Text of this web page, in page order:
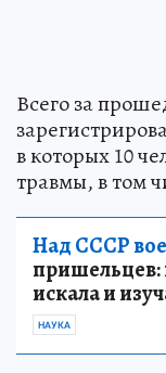
Всего за
в которых 10
травмы, в том
Над СССР
пришельцев:
искала и
НАУКА